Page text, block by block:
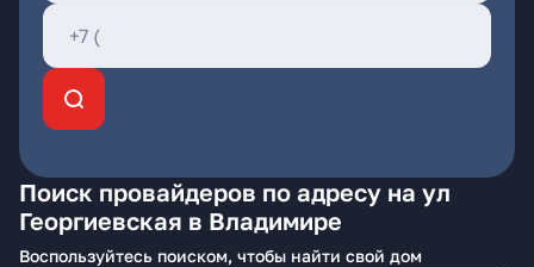
Поиск провайдеров по адресу на ул
Георгиевская в Владимире
Воспользуйтесь поиском, чтобы найти свой дом